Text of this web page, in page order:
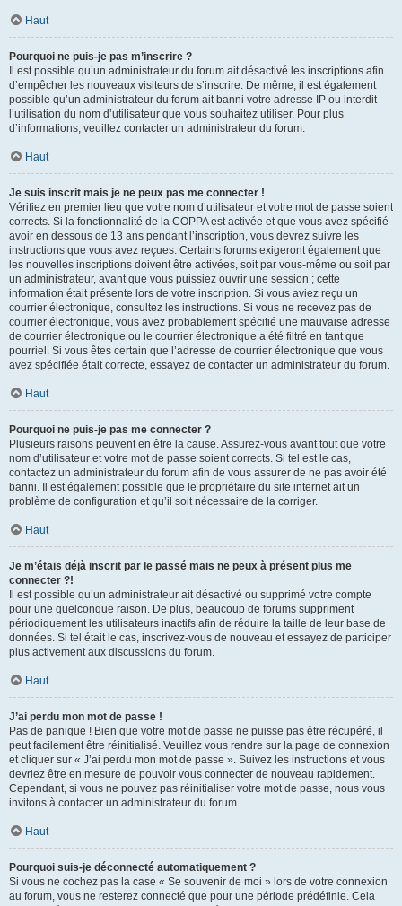
Haut
Pourquoi ne puis-je pas m’inscrire ?
Il est possible qu’un administrateur du forum ait désactivé les inscriptions afin
d’empêcher les nouveaux visiteurs de s’inscrire. De même, il est également
possible qu’un administrateur du forum ait banni votre adresse IP ou interdit
l’utilisation du nom d’utilisateur que vous souhaitez utiliser. Pour plus
d’informations, veuillez contacter un administrateur du forum.
Haut
Je suis inscrit mais je ne peux pas me connecter !
Vérifiez en premier lieu que votre nom d’utilisateur et votre mot de passe soient
corrects. Si la fonctionnalité de la COPPA est activée et que vous avez spécifié
avoir en dessous de 13 ans pendant l’inscription, vous devrez suivre les
instructions que vous avez reçues. Certains forums exigeront également que
les nouvelles inscriptions doivent être activées, soit par vous-même ou soit par
un administrateur, avant que vous puissiez ouvrir une session ; cette
information était présente lors de votre inscription. Si vous aviez reçu un
courrier électronique, consultez les instructions. Si vous ne recevez pas de
courrier électronique, vous avez probablement spécifié une mauvaise adresse
de courrier électronique ou le courrier électronique a été filtré en tant que
pourriel. Si vous êtes certain que l’adresse de courrier électronique que vous
avez spécifiée était correcte, essayez de contacter un administrateur du forum.
Haut
Pourquoi ne puis-je pas me connecter ?
Plusieurs raisons peuvent en être la cause. Assurez-vous avant tout que votre
nom d’utilisateur et votre mot de passe soient corrects. Si tel est le cas,
contactez un administrateur du forum afin de vous assurer de ne pas avoir été
banni. Il est également possible que le propriétaire du site internet ait un
problème de configuration et qu’il soit nécessaire de la corriger.
Haut
Je m’étais déjà inscrit par le passé mais ne peux à présent plus me
connecter ?!
Il est possible qu’un administrateur ait désactivé ou supprimé votre compte
pour une quelconque raison. De plus, beaucoup de forums suppriment
périodiquement les utilisateurs inactifs afin de réduire la taille de leur base de
données. Si tel était le cas, inscrivez-vous de nouveau et essayez de participer
plus activement aux discussions du forum.
Haut
J’ai perdu mon mot de passe !
Pas de panique ! Bien que votre mot de passe ne puisse pas être récupéré, il
peut facilement être réinitialisé. Veuillez vous rendre sur la page de connexion
et cliquer sur « J’ai perdu mon mot de passe ». Suivez les instructions et vous
devriez être en mesure de pouvoir vous connecter de nouveau rapidement.
Cependant, si vous ne pouvez pas réinitialiser votre mot de passe, nous vous
invitons à contacter un administrateur du forum.
Haut
Pourquoi suis-je déconnecté automatiquement ?
Si vous ne cochez pas la case « Se souvenir de moi » lors de votre connexion
au forum, vous ne resterez connecté que pour une période prédéfinie. Cela